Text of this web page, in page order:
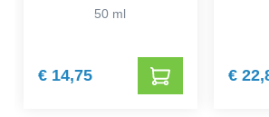
50 ml
€ 14,75 €